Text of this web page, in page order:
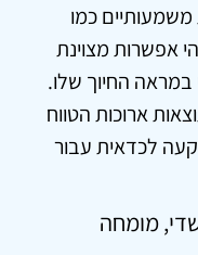
משמעותיים כמו
אפשרות מצוינת
החיוך שלו.
ארוכות הטווח
לכדאית עבור
מומחה